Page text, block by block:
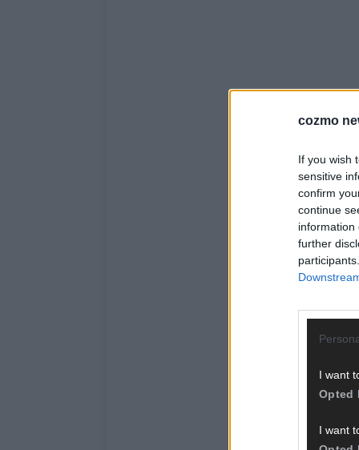
cozmo
If you wish
sensitive
confirm
continue
information
further
I want
Opted
I want